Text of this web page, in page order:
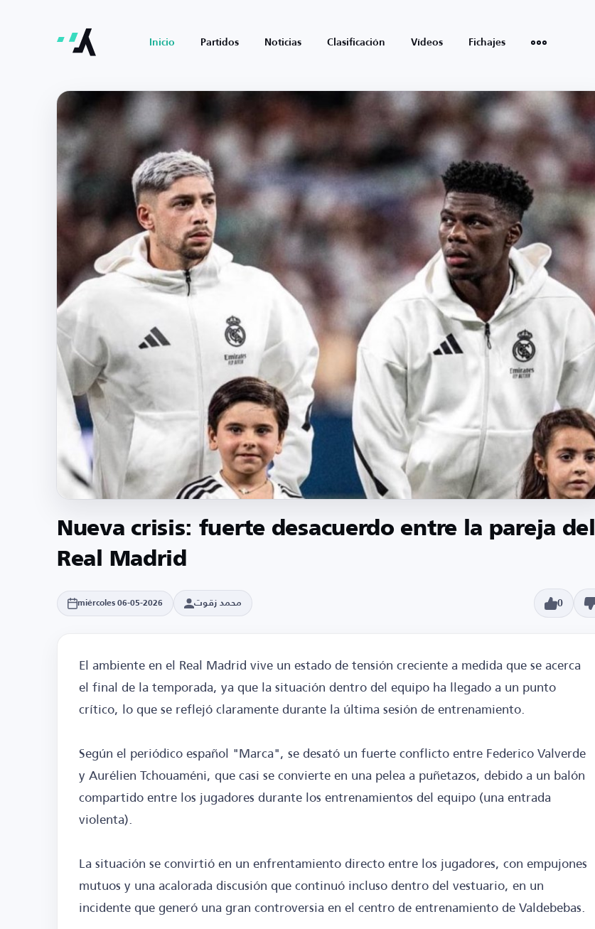
Inicio Partidos Noticias Clasificación Vídeos Fichajes
Nueva crisis: fuerte desacuerdo entre la pareja del
Real Madrid
miércoles 06-05-2026 محمد زقوت 0
El ambiente en el Real Madrid vive un estado de tensión creciente a medida que se acerca
el final de la temporada, ya que la situación dentro del equipo ha llegado a un punto
crítico, lo que se reflejó claramente durante la última sesión de entrenamiento.
Según el periódico español "Marca", se desató un fuerte conflicto entre Federico Valverde
y Aurélien Tchouaméni, que casi se convierte en una pelea a puñetazos, debido a un balón
compartido entre los jugadores durante los entrenamientos del equipo (una entrada
violenta).
La situación se convirtió en un enfrentamiento directo entre los jugadores, con empujones
mutuos y una acalorada discusión que continuó incluso dentro del vestuario, en un
incidente que generó una gran controversia en el centro de entrenamiento de Valdebebas.